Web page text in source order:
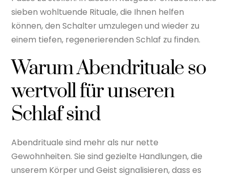
sieben wohltuende Rituale, die Ihnen helfen
können, den Schalter umzulegen und wieder zu
einem tiefen, regenerierenden Schlaf zu finden.
Warum Abendrituale so
wertvoll für unseren
Schlaf sind
Abendrituale sind mehr als nur nette
Gewohnheiten. Sie sind gezielte Handlungen, die
unserem Körper und Geist signalisieren, dass es